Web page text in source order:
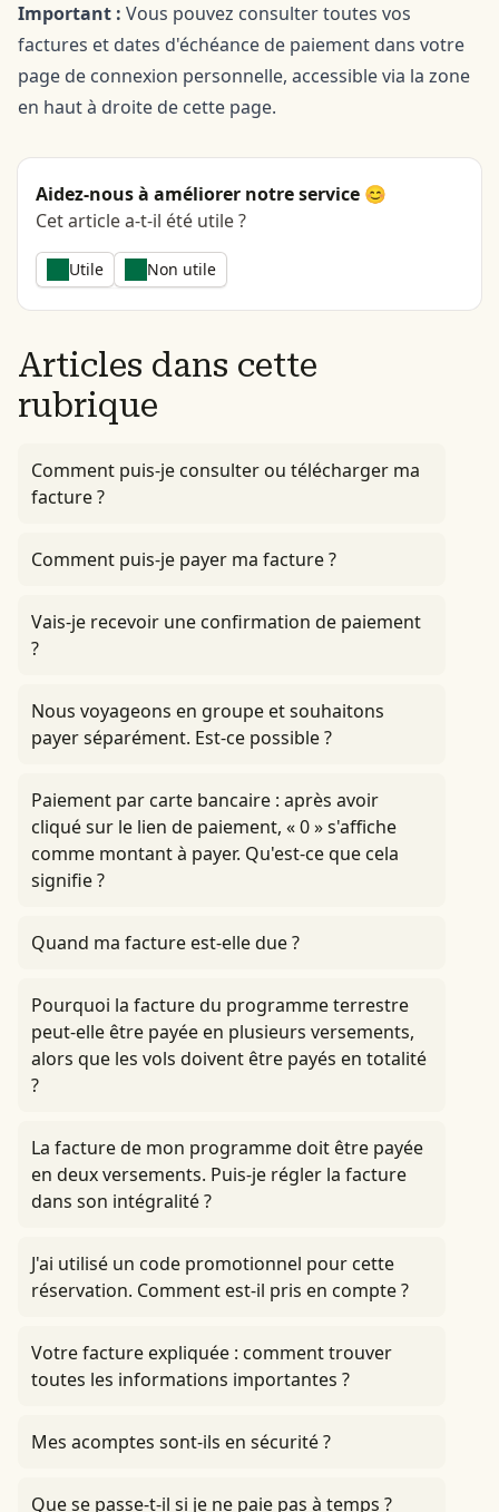
Important : Vous pouvez consulter toutes vos
factures et dates d'échéance de paiement dans votre
page de connexion personnelle, accessible via la zone
en haut à droite de cette page.
Aidez-nous à améliorer notre service 😊
Cet article a-t-il été utile ?
Utile Non utile
Articles dans cette
rubrique
Comment puis-je consulter ou télécharger ma
facture ?
Comment puis-je payer ma facture ?
Vais-je recevoir une confirmation de paiement
?
Nous voyageons en groupe et souhaitons
payer séparément. Est-ce possible ?
Paiement par carte bancaire : après avoir
cliqué sur le lien de paiement, « 0 » s'affiche
comme montant à payer. Qu'est-ce que cela
signifie ?
Quand ma facture est-elle due ?
Pourquoi la facture du programme terrestre
peut-elle être payée en plusieurs versements,
alors que les vols doivent être payés en totalité
?
La facture de mon programme doit être payée
en deux versements. Puis-je régler la facture
dans son intégralité ?
J'ai utilisé un code promotionnel pour cette
réservation. Comment est-il pris en compte ?
Votre facture expliquée : comment trouver
toutes les informations importantes ?
Mes acomptes sont-ils en sécurité ?
Que se passe-t-il si je ne paie pas à temps ?